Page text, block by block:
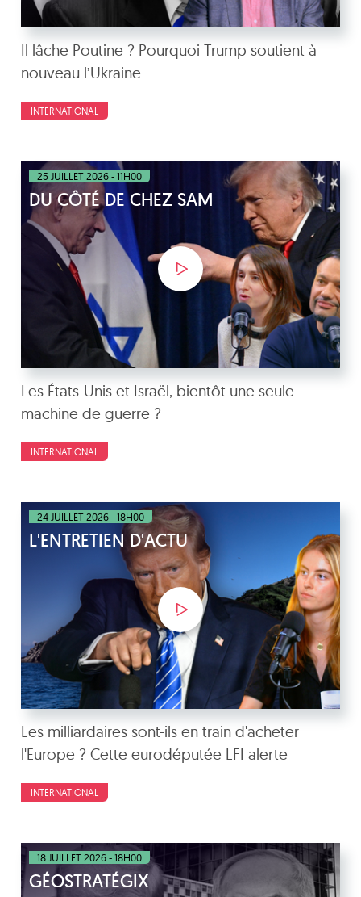
Il lâche Poutine ? Pourquoi Trump soutient à
nouveau l’Ukraine
INTERNATIONAL
25 JUILLET 2026 - 11H00
DU CÔTÉ DE CHEZ SAM
Les États-Unis et Israël, bientôt une seule
machine de guerre ?
INTERNATIONAL
24 JUILLET 2026 - 18H00
L'ENTRETIEN D'ACTU
Les milliardaires sont-ils en train d'acheter
l'Europe ? Cette eurodéputée LFI alerte
INTERNATIONAL
18 JUILLET 2026 - 18H00
GÉOSTRATÉGIX